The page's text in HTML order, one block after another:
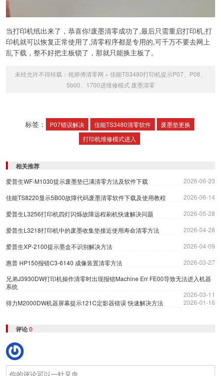
当打印机纸出来了，恭喜你!废墨清零成功了,最后只需重启打印机,打
印机就可以恢复正常使用了,清零程序都是专用的,可千万不要去网上
乱下载，整不好把主板锁了，那就只能换主板了。
未经允许不得转载： 祝师傅清零网 » 佳能TS3480打印机提示P07、P08、
5b00、1700进维修模式 废墨清零
标签： P07错误解决 佳能TS3480清零软件
废墨垫更换
打印机维修模式进入
相关推荐
爱普生WF-M1030提示废墨垫已满清零方法及软件下载
2026-06-23
佳能TS8220显示5B00故障代码废墨清零软件下载及使用教程
2026-06-14
爱普生L3256打印机四灯闪烁故障远程刷机快速解决问题
2026-05-28
爱普生L3218打印机中的废墨收集垫接近使用寿命清零方法
2026-04-28
爱普生XP-2100提示墨盒不识别解决方法
2026-04-09
惠普 HP150报错C3-6140 成像装置清零方法
2026-03-27
兄弟J3930DW打印机操作清零时出现报错Machine Err FE00导致无法进入机器
系统
2026-03-11
得力M2000DW机器屏幕提示121C定影器错误 快速解决方法
2026-01-16
评论0